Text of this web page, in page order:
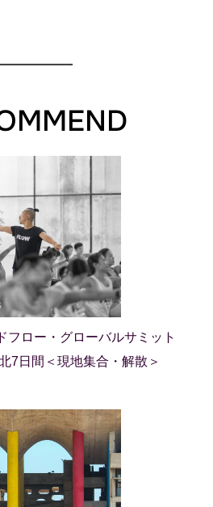
フロー・グローバルサミット
7日間＜現地集合・解散＞